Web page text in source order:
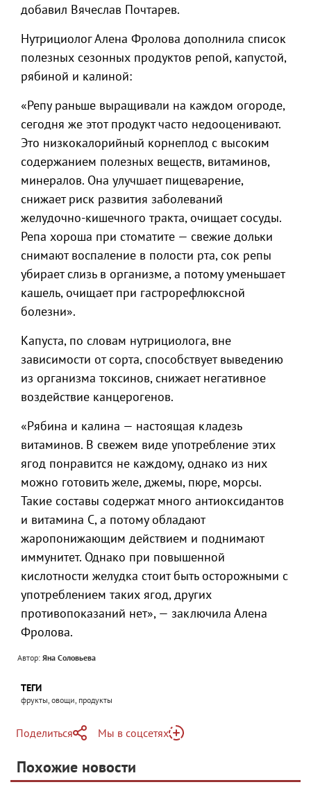
добавил Вячеслав Почтарев.
Нутрициолог Алена Фролова дополнила список
полезных сезонных продуктов репой, капустой,
рябиной и калиной:
«Репу раньше выращивали на каждом огороде,
сегодня же этот продукт часто недооценивают.
Это низкокалорийный корнеплод с высоким
содержанием полезных веществ, витаминов,
минералов. Она улучшает пищеварение,
снижает риск развития заболеваний
желудочно-кишечного тракта, очищает сосуды.
Репа хороша при стоматите — свежие дольки
снимают воспаление в полости рта, сок репы
убирает слизь в организме, а потому уменьшает
кашель, очищает при гастрорефлюксной
болезни».
Капуста, по словам нутрициолога, вне
зависимости от сорта, способствует выведению
из организма токсинов, снижает негативное
воздействие канцерогенов.
«Рябина и калина — настоящая кладезь
витаминов. В свежем виде употребление этих
ягод понравится не каждому, однако из них
можно готовить желе, джемы, пюре, морсы.
Такие составы содержат много антиоксидантов
и витамина С, а потому обладают
жаропонижающим действием и поднимают
иммунитет. Однако при повышенной
кислотности желудка стоит быть осторожными с
употреблением таких ягод, других
противопоказаний нет», — заключила Алена
Фролова.
Автор: Яна Соловьева
ТЕГИ
фрукты, овощи, продукты
Поделиться
Telegram
Мы в соцсетях
Яндекс Дзен
Похожие новости